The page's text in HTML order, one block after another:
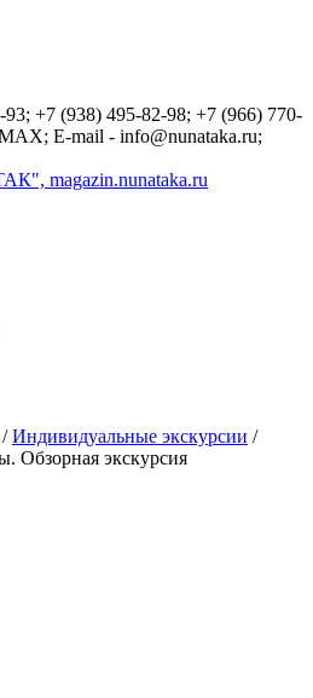
+7 (938) 495-82-98; +7 (966) 770-
E-mail - info@nunataka.ru;
/ Индивидуальные экскурсии /
Обзорная экскурсия